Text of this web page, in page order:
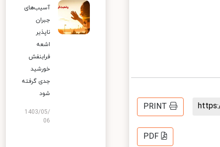
PRINT
PDF
آسیب‌های
جبران
ناپذیر
اشعه
فرابنفش
خورشید
جدی گرفته
شود
1403/05/
06